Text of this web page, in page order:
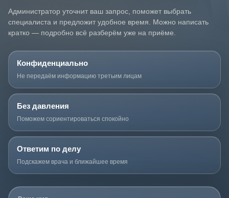
Администратор уточнит ваш запрос, поможет выбрать
специалиста и предложит удобное время. Можно написать
кратко — подробно всё разберём уже на приёме.
Конфиденциально
Не передаём информацию третьим лицам
Без давления
Поможем сориентироваться спокойно
Ответим по делу
Подскажем врача и ближайшее время